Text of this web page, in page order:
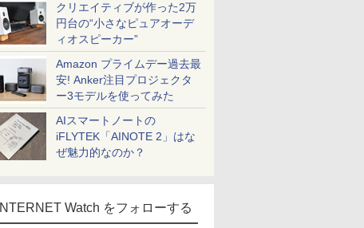
クリエイティブが作った2万
円台の“小さなピュアオーデ
ィオスピーカー”
Amazon プライムデー過去最
安! Anker注目プロジェクタ
ー3モデルを使ってみた
AIスマートノートの
iFLYTEK「AINOTE 2」はな
ぜ魅力的なのか？
INTERNET Watch をフォローする